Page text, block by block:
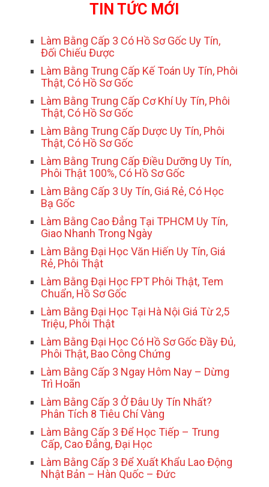
TIN TỨC MỚI
Làm Bằng Cấp 3 Có Hồ Sơ Gốc Uy Tín,
Đối Chiếu Được
Làm Bằng Trung Cấp Kế Toán Uy Tín, Phôi
Thật, Có Hồ Sơ Gốc
Làm Bằng Trung Cấp Cơ Khí Uy Tín, Phôi
Thật, Có Hồ Sơ Gốc
Làm Bằng Trung Cấp Dược Uy Tín, Phôi
Thật, Có Hồ Sơ Gốc
Làm Bằng Trung Cấp Điều Dưỡng Uy Tín,
Phôi Thật 100%, Có Hồ Sơ Gốc
Làm Bằng Cấp 3 Uy Tín, Giá Rẻ, Có Học
Bạ Gốc
Làm Bằng Cao Đẳng Tại TPHCM Uy Tín,
Giao Nhanh Trong Ngày
Làm Bằng Đại Học Văn Hiến Uy Tín, Giá
Rẻ, Phôi Thật
Làm Bằng Đại Học FPT Phôi Thật, Tem
Chuẩn, Hồ Sơ Gốc
Làm Bằng Đại Học Tại Hà Nội Giá Từ 2,5
Triệu, Phôi Thật
Làm Bằng Đại Học Có Hồ Sơ Gốc Đầy Đủ,
Phôi Thật, Bao Công Chứng
Làm Bằng Cấp 3 Ngay Hôm Nay – Dừng
Trì Hoãn
Làm Bằng Cấp 3 Ở Đâu Uy Tín Nhất?
Phân Tích 8 Tiêu Chí Vàng
Làm Bằng Cấp 3 Để Học Tiếp – Trung
Cấp, Cao Đẳng, Đại Học
Làm Bằng Cấp 3 Để Xuất Khẩu Lao Động
Nhật Bản – Hàn Quốc – Đức